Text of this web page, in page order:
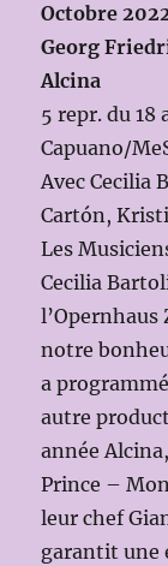
Octobre
Georg
Alcina
5 repr. du 18
Capuano/
Avec Cecilia
Cartón,
Les
Cecilia
notre
a
autre
année
Prince –
leur chef
garantit une